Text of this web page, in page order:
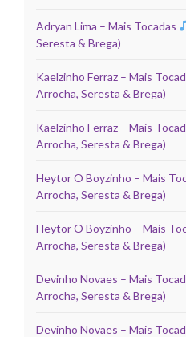
Adryan Lima – Mais Tocadas
Seresta & Brega)
Kaelzinho Ferraz – Mais
Arrocha, Seresta & Brega)
Kaelzinho Ferraz – Mais
Arrocha, Seresta & Brega)
Heytor O Boyzinho – Mais
Arrocha, Seresta & Brega)
Heytor O Boyzinho – Mais
Arrocha, Seresta & Brega)
Devinho Novaes – Mais
Arrocha, Seresta & Brega)
Devinho Novaes – Mais